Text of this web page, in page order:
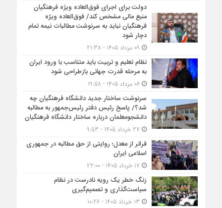
دولت برای اجرای فوق‌العاده ویژه فرهنگیان
منبع مالی مشخص کند/ فوق‌العاده ویژه
فرهنگیان نباید به سرنوشت مطالبات نیمه‌ تمام
دچار شود
نظام تعلیم و تربیت باید متناسب با ورود ایران
به مرحله قدرت جهانی بازطراحی شود
06 مرداد 1405 - 19:58
سرنوشت ساختار جدید دانشگاه فرهنگیان چه
شد؟/ پاسخ رئیس دفتر رئیس‌جمهور به مطالبه
دانشجومعلمان درباره ساختار دانشگاه فرهنگیان
فراتر از معدل؛ روایتی از حق مطالبه در جمهوری
اسلامی ایران
زنگ خطر یک رویه نادرست در نظام
سیاست‌گذاری و تصمیم‌گیری